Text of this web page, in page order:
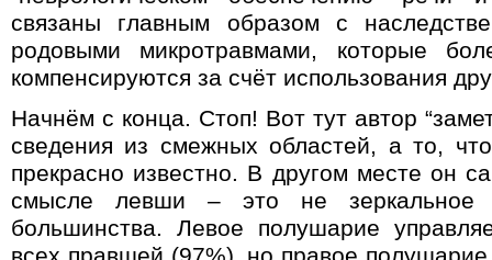
связаны главным образом с
родовыми микротравмами, которые
компенсируются за счёт использования
Начнём с конца. Стоп! Вот тут автор
сведения из смежных областей, а то,
прекрасно известно. В другом месте он
смысле левши – это не зеркальное
большинства. Левое полушарие